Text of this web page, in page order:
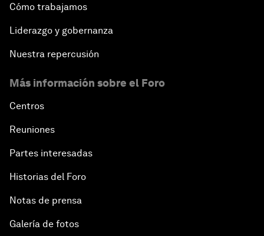
Cómo trabajamos
Liderazgo y gobernanza
Nuestra repercusión
Más información sobre el Foro
Centros
Reuniones
Partes interesadas
Historias del Foro
Notas de prensa
Galería de fotos